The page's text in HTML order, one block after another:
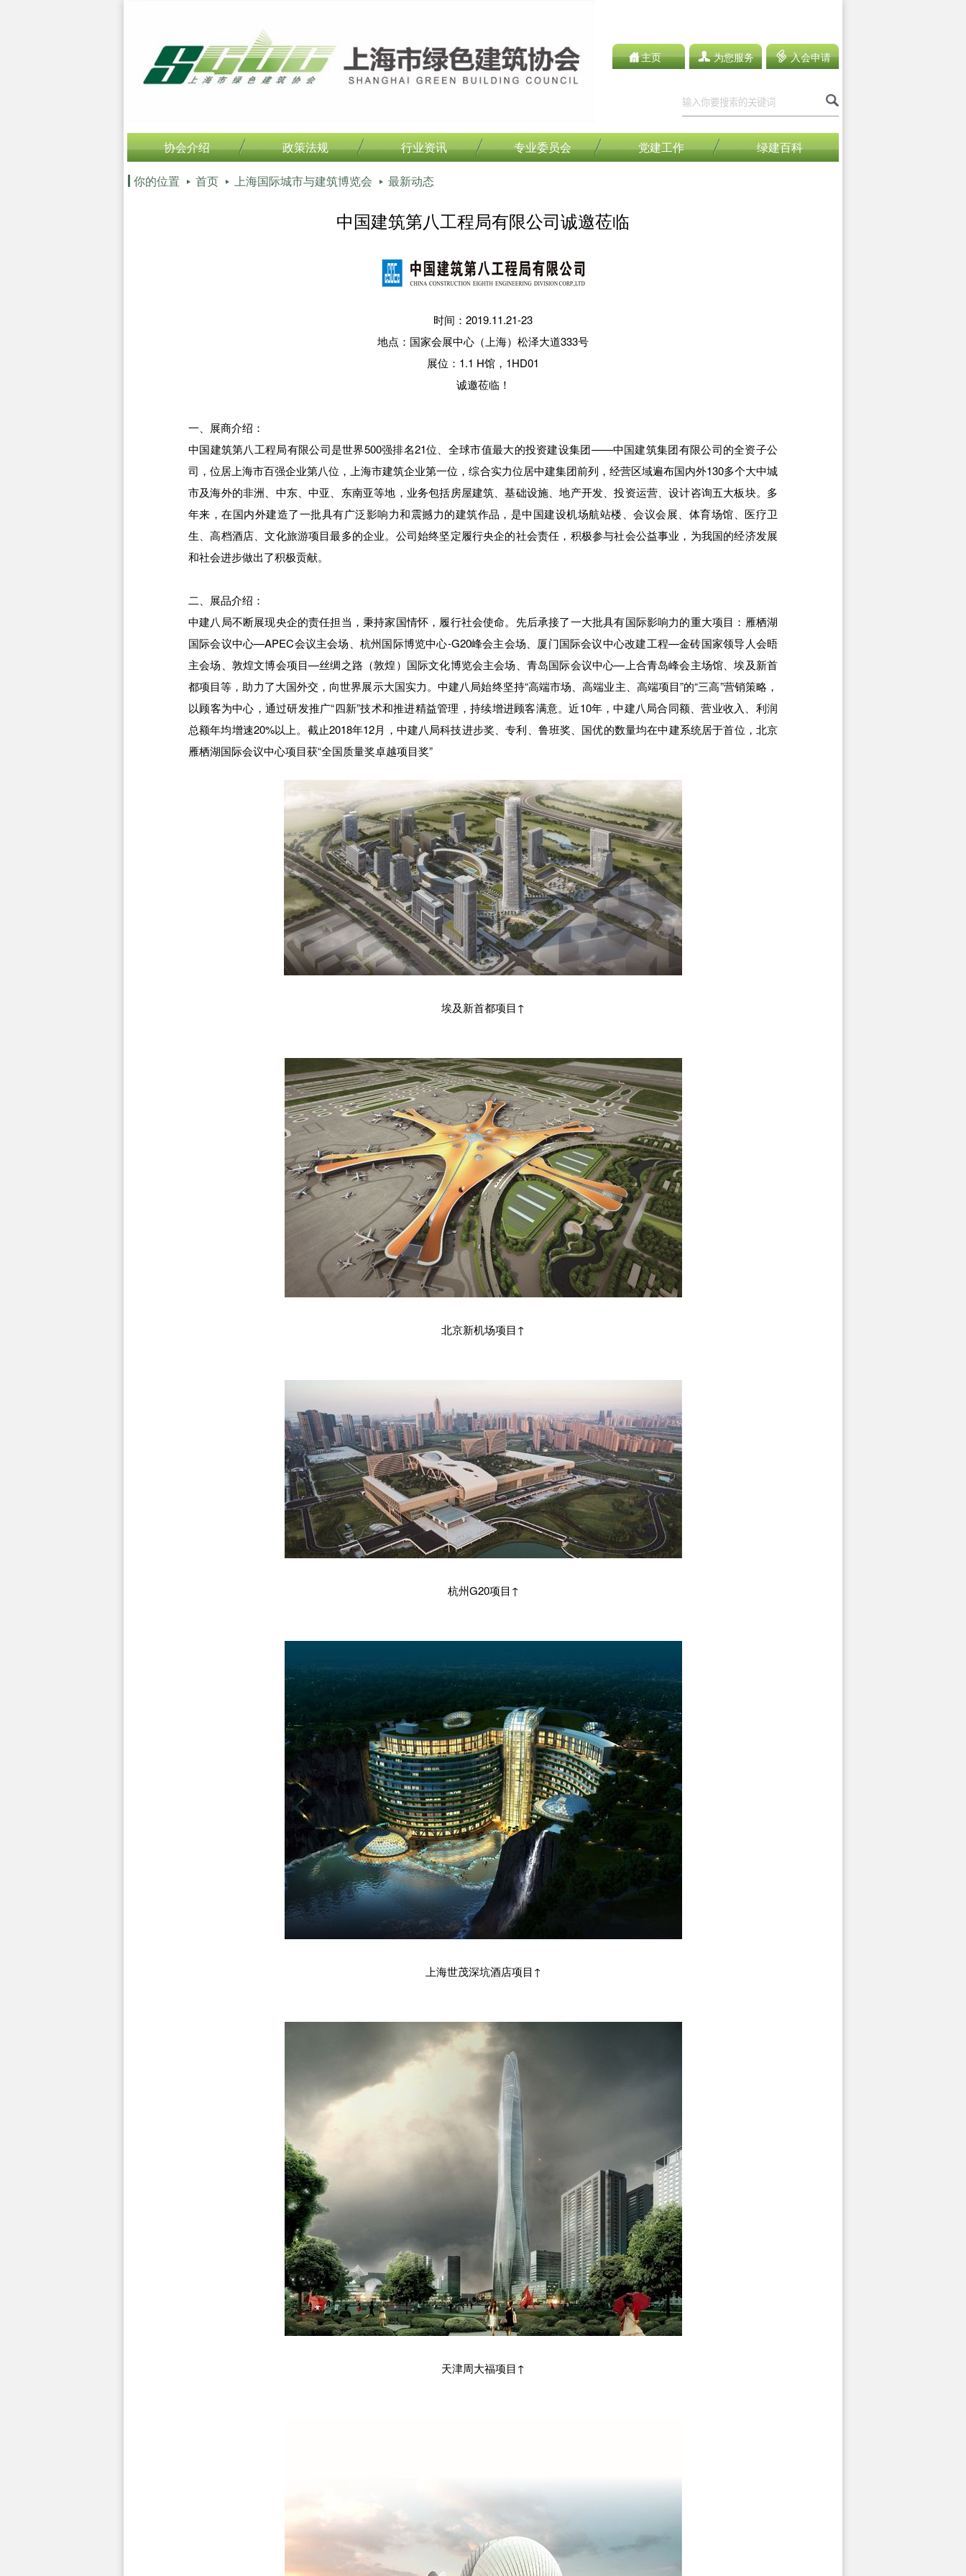
主页 为您服务 入会申请
协会介绍 政策法规 行业资讯 专业委员会 党建工作 绿建百科
你的位置 首页 上海国际城市与建筑博览会 最新动态
中国建筑第八工程局有限公司诚邀莅临
时间：2019.11.21-23
地点：国家会展中心（上海）松泽大道333号
展位：1.1 H馆，1HD01
诚邀莅临！
一、展商介绍：
中国建筑第八工程局有限公司是世界500强排名21位、全球市值最大的投资建设集团——中国建筑集团有限公司的全资子公
司，位居上海市百强企业第八位，上海市建筑企业第一位，综合实力位居中建集团前列，经营区域遍布国内外130多个大中城
市及海外的非洲、中东、中亚、东南亚等地，业务包括房屋建筑、基础设施、地产开发、投资运营、设计咨询五大板块。多
年来，在国内外建造了一批具有广泛影响力和震撼力的建筑作品，是中国建设机场航站楼、会议会展、体育场馆、医疗卫
生、高档酒店、文化旅游项目最多的企业。公司始终坚定履行央企的社会责任，积极参与社会公益事业，为我国的经济发展
和社会进步做出了积极贡献。
二、展品介绍：
中建八局不断展现央企的责任担当，秉持家国情怀，履行社会使命。先后承接了一大批具有国际影响力的重大项目：雁栖湖
国际会议中心—APEC会议主会场、杭州国际博览中心-G20峰会主会场、厦门国际会议中心改建工程—金砖国家领导人会晤
主会场、敦煌文博会项目—丝绸之路（敦煌）国际文化博览会主会场、青岛国际会议中心—上合青岛峰会主场馆、埃及新首
都项目等，助力了大国外交，向世界展示大国实力。中建八局始终坚持“高端市场、高端业主、高端项目”的“三高”营销策略，
以顾客为中心，通过研发推广“四新”技术和推进精益管理，持续增进顾客满意。近10年，中建八局合同额、营业收入、利润
总额年均增速20%以上。截止2018年12月，中建八局科技进步奖、专利、鲁班奖、国优的数量均在中建系统居于首位，北京
雁栖湖国际会议中心项目获“全国质量奖卓越项目奖”
埃及新首都项目↑
北京新机场项目↑
杭州G20项目↑
上海世茂深坑酒店项目↑
天津周大福项目↑